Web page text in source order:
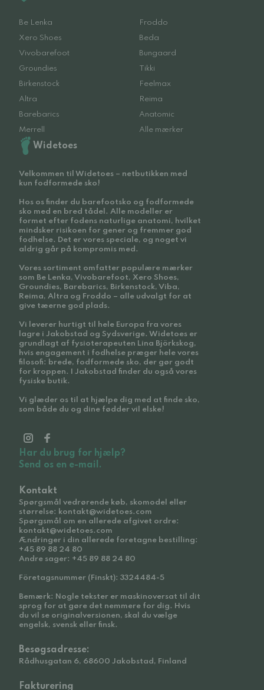
Be Lenka
Froddo
Xero Shoes
Beda
Vivobarefoot
Bungaard
Groundies
Tikki
Birkenstock
Feelmax
Altra
Reima
Barebarics
Anatomic
Merrell
Alle mærker
Widetoes
Velkommen til Widetoes – netbutikken med
kun fodformede sko!
Hos os finder du barefootsko og fodformede
sko med en bred tådel. Alle modeller er
formet efter fodens naturlige anatomi, hvilket
mindsker risikoen for gener og fremmer god
fodhelse. Det er vores speciale, og noget vi
aldrig går på kompromis med.
Vores sortiment omfatter populære mærker
som Be Lenka, Vivobarefoot, Xero Shoes,
Groundies, Barebarics, Birkenstock, Viba,
Reima, Altra og Froddo – alle udvalgt for at
give tæerne god plads.
Vi leverer hurtigt til hele Europa fra vores
lagre i Jakobstad og Sydsverige. Widetoes er
grundlagt af fysioterapeuten Lina Björkskog,
hvis engagement i fodhelse præger hele vores
filosofi: brede, fodformede sko, der gør godt
for kroppen. I Jakobstad finder du også vores
fysiske butik.
Vi glæder os til at hjælpe dig med at finde sko,
som både du og dine fødder vil elske!
Har du brug for hjælp?
Send os en e-mail.
Kontakt
Spørgsmål vedrørende køb, skomodel eller
størrelse: kontakt@widetoes.com
Spørgsmål om en allerede afgivet ordre:
kontakt@widetoes.com
Ændringer i din allerede foretagne bestilling:
+45 89 88 24 80
Andre sager: +45 89 88 24 80
Företagsnummer (Finskt): 3324484-5
Bemærk: Nogle tekster er maskinoversat til dit
sprog for at gøre det nemmere for dig. Hvis
du vil se originalversionen, skal du vælge
engelsk, svensk eller finsk.
Besøgsadresse:
Rådhusgatan 6, 68600 Jakobstad, Finland
Fakturering